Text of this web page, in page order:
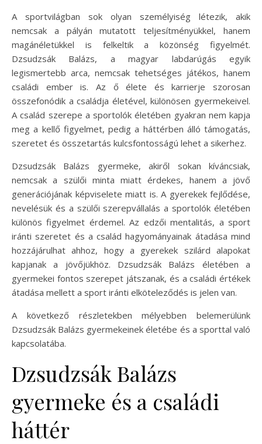
A sportvilágban sok olyan személyiség létezik, akik
nemcsak a pályán mutatott teljesítményükkel, hanem
magánéletükkel is felkeltik a közönség figyelmét.
Dzsudzsák Balázs, a magyar labdarúgás egyik
legismertebb arca, nemcsak tehetséges játékos, hanem
családi ember is. Az ő élete és karrierje szorosan
összefonódik a családja életével, különösen gyermekeivel.
A család szerepe a sportolók életében gyakran nem kapja
meg a kellő figyelmet, pedig a háttérben álló támogatás,
szeretet és összetartás kulcsfontosságú lehet a sikerhez.
Dzsudzsák Balázs gyermeke, akiről sokan kíváncsiak,
nemcsak a szülői minta miatt érdekes, hanem a jövő
generációjának képviselete miatt is. A gyerekek fejlődése,
nevelésük és a szülői szerepvállalás a sportolók életében
különös figyelmet érdemel. Az edzői mentalitás, a sport
iránti szeretet és a család hagyományainak átadása mind
hozzájárulhat ahhoz, hogy a gyerekek szilárd alapokat
kapjanak a jövőjükhöz. Dzsudzsák Balázs életében a
gyermekei fontos szerepet játszanak, és a családi értékek
átadása mellett a sport iránti elköteleződés is jelen van.
A következő részletekben mélyebben belemerülünk
Dzsudzsák Balázs gyermekeinek életébe és a sporttal való
kapcsolatába.
Dzsudzsák Balázs
gyermeke és a családi
háttér